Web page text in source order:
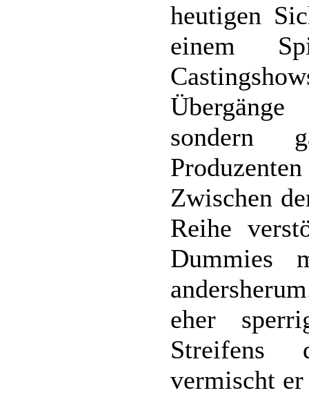
heutigen
einem
sondern
Zwischen
Reihe
Dummies
eher
Streifens
vermischt